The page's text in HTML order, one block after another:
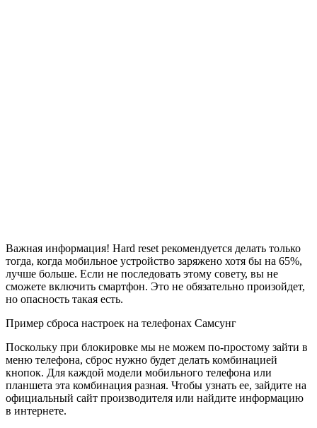
Важная информация! Hard reset рекомендуется делать только
тогда, когда мобильное устройство заряжено хотя бы на 65%,
лучше больше. Если не последовать этому совету, вы не
сможете включить смартфон. Это не обязательно произойдет,
но опасность такая есть.
Пример сброса настроек на телефонах Самсунг
Поскольку при блокировке мы не можем по-простому зайти в
меню телефона, сброс нужно будет делать комбинацией
кнопок. Для каждой модели мобильного телефона или
планшета эта комбинация разная. Чтобы узнать ее, зайдите на
официальный сайт производителя или найдите информацию
в интернете.